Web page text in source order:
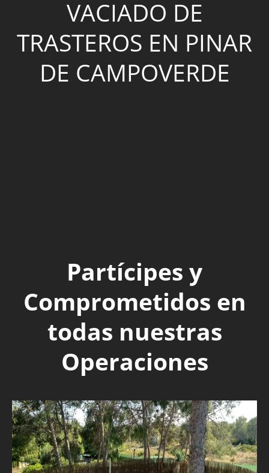
VACIADO DE
TRASTEROS EN PINAR
DE CAMPOVERDE
Partícipes y
Comprometidos en
todas nuestras
Operaciones